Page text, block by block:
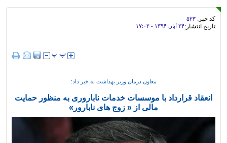
کد خبر: ۵۲۳
تاریخ انتشار:۲۴ آبان ۱۳۹۴ - ۱۷:۰۲
معاون درمان وزیر بهداشت به خبر داد:
انعقاد قرارداد با موسسات خدمات ناباروری به منظور حمایت
مالی از « زوج های نابارور»